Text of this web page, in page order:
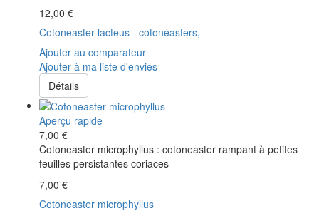
12,00 €
Cotoneaster lacteus - cotonéasters,
Ajouter au comparateur
Ajouter à ma liste d'envies
Détails
Aperçu rapide
7,00 €
Cotoneaster microphyllus : cotoneaster rampant à petites
feuilles persistantes coriaces
7,00 €
Cotoneaster microphyllus